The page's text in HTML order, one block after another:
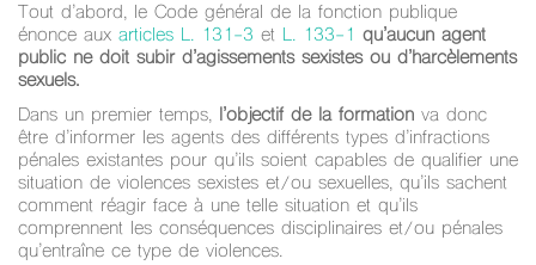
Tout d’abord, le Code général de la fonction publique
énonce aux articles L. 131-3 et L. 133-1 qu’aucun agent
public ne doit subir d’agissements sexistes ou d’harcèlements
sexuels.
Dans un premier temps, l’objectif de la formation va donc
être d’informer les agents des différents types d’infractions
pénales existantes pour qu’ils soient capables de qualifier une
situation de violences sexistes et/ou sexuelles, qu’ils sachent
comment réagir face à une telle situation et qu’ils
comprennent les conséquences disciplinaires et/ou pénales
qu’entraîne ce type de violences.